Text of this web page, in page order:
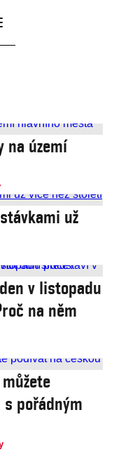
na území
už
v listopadu
na něm
pořádným